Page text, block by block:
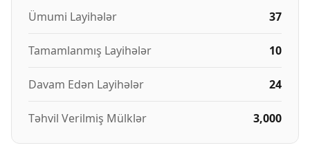
Ümumi Layihələr 37
Tamamlanmış Layihələr 10
Davam Edən Layihələr 24
Təhvil Verilmiş Mülklər 3,000